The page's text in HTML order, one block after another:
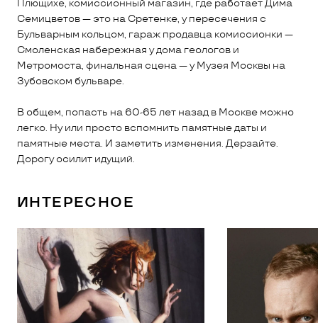
Плющихе, комиссионный магазин, где работает Дима
Семицветов — это на Сретенке, у пересечения с
Бульварным кольцом, гараж продавца комиссионки —
Смоленская набережная у дома геологов и
Метромоста, финальная сцена — у Музея Москвы на
Зубовском бульваре.
В общем, попасть на 60-65 лет назад в Москве можно
легко. Ну или просто вспомнить памятные даты и
памятные места. И заметить изменения. Дерзайте.
Дорогу осилит идущий.
ИНТЕРЕСНОЕ